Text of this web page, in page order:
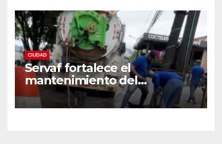
CIUDAD
Servaf fortalece el
mantenimiento del
alcantarillado en Florencia
con equipo Vactor.